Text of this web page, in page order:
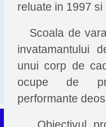
reluate in 1997
Scoala de
invatamantului
unui corp de
ocupe de
performante